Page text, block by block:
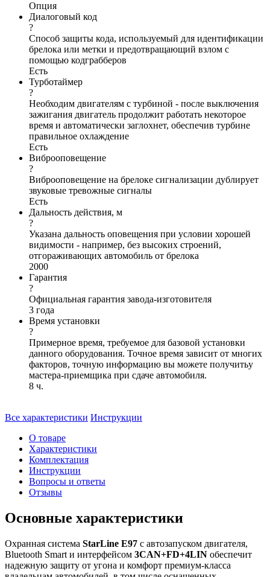
Опция
Диалоговый код
?
Способ защиты кода, используемый для идентификации
брелока или метки и предотвращающий взлом с
помощью кодграбберов
Есть
Турботаймер
?
Необходим двигателям с турбиной - после выключения
зажигания двигатель продолжит работать некоторое
время и автоматически заглохнет, обеспечив турбине
правильное охлаждение
Есть
Виброоповещение
?
Виброоповещение на брелоке сигнализации дублирует
звуковые тревожные сигналы
Есть
Дальность действия, м
?
Указана дальность оповещения при условии хорошей
видимости - например, без высоких строений,
отгораживающих автомобиль от брелока
2000
Гарантия
?
Официальная гарантия завода-изготовителя
3 года
Время установки
?
Примерное время, требуемое для базовой установки
данного оборудования. Точное время зависит от многих
факторов, точную информацию вы можете получитьу
мастера-приемщика при сдаче автомобиля.
8 ч.
Все характеристики Инструкции
О товаре
Характеристики
Комплектация
Инструкции
Вопросы и ответы
Отзывы
Основные характеристики
Охранная система StarLine E97 c автозапуском двигателя,
Bluetooth Smart и интерфейсом 3CAN+FD+4LIN обеспечит
надежную защиту от угона и комфорт премиум-класса